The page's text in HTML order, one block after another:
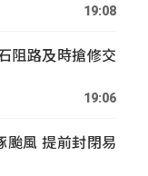
19:08
阻路及時搶修交
19:06
颱風 提前封閉易